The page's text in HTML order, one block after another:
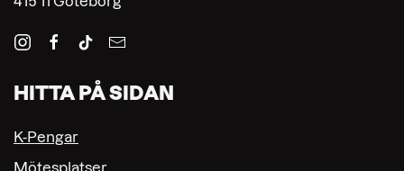
HITTA PÅ SIDAN
K-Pengar
Mötesplatser